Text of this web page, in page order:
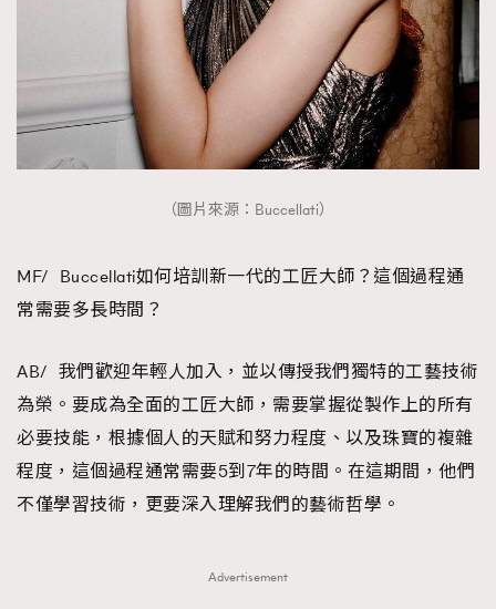
（圖片來源：Buccellati）
MF/ Buccellati如何培訓新一代的工匠大師？這個過程通
常需要多長時間？
AB/ 我們歡迎年輕人加入，並以傳授我們獨特的工藝技術
為榮。要成為全面的工匠大師，需要掌握從製作上的所有
必要技能，根據個人的天賦和努力程度、以及珠寶的複雜
程度，這個過程通常需要5到7年的時間。在這期間，他們
不僅學習技術，更要深入理解我們的藝術哲學。
Advertisement